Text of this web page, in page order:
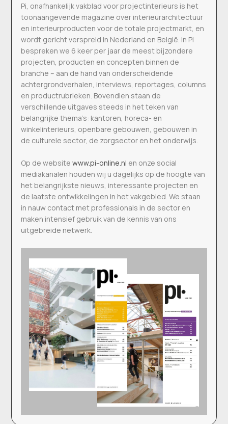
Pi, onafhankelijk vakblad voor projectinterieurs is het
toonaangevende magazine over interieurarchitectuur
en interieurproducten voor de totale projectmarkt, en
wordt gericht verspreid in Nederland en België. In Pi
bespreken we 6 keer per jaar de meest bijzondere
projecten, producten en concepten binnen de
branche – aan de hand van onderscheidende
achtergrondverhalen, interviews, reportages, columns
en productrubrieken. Bovendien staan de
verschillende uitgaves steeds in het teken van
belangrijke thema’s: kantoren, horeca- en
winkelinterieurs, openbare gebouwen, gebouwen in
de culturele sector, de zorgsector en het onderwijs.
Op de websitewww.pi-online.nl en onze social
mediakanalen houden wij u dagelijks op de hoogte van
het belangrijkste nieuws, interessante projecten en
de laatste ontwikkelingen in het vakgebied. We staan
in nauw contact met professionals in de sector en
maken intensief gebruik van de kennis van ons
uitgebreide netwerk.